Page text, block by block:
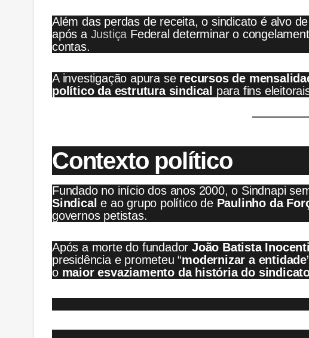
Além das perdas de receita, o sindicato é alvo de
após a Justiça Federal determinar o
contas.
A investigação apura se recursos de
político da estrutura sindical para fins
Contexto político
Fundado no início dos anos 2000, o Sindnapi
Sindical e ao grupo político de Paulinho da
governos petistas.
Após a morte do fundador João Batista
presidência e prometeu “modernizar a entidade
o maior esvaziamento da história do